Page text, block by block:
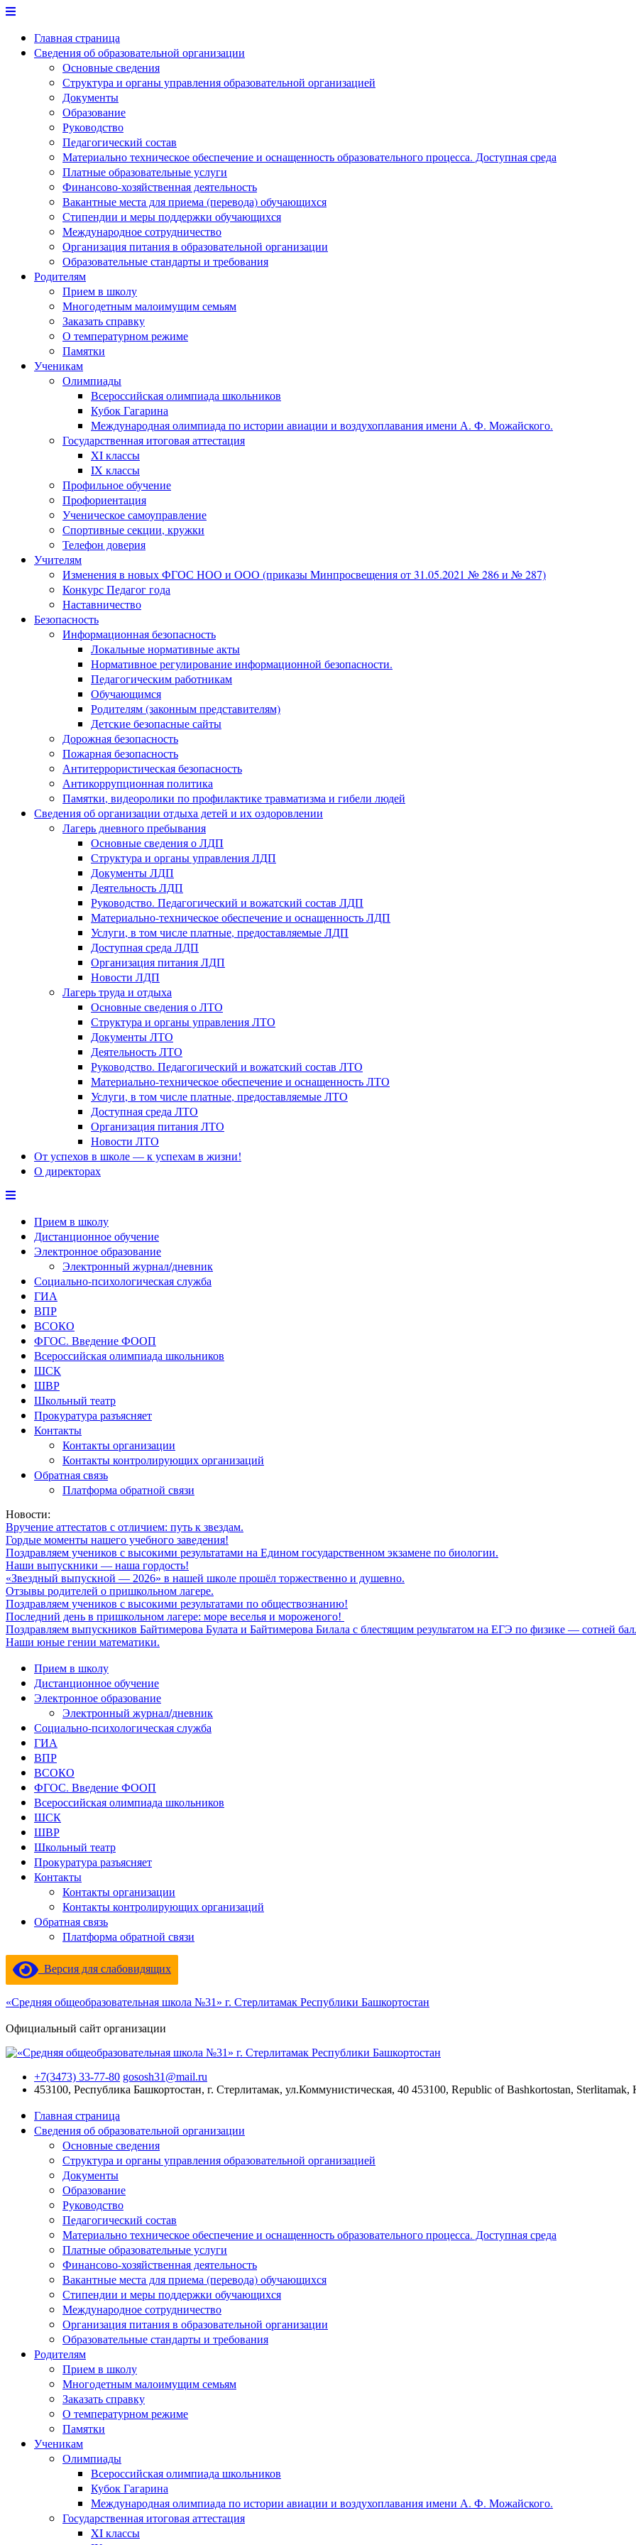
Перейти
содержимому
Главная страница
Сведения об образовательной организации
Основные сведения
Структура и органы управления образовательной организацией
Документы
Образование
Руководство
Педагогический состав
Материально техническое обеспечение и оснащенность образовательного процесса. Доступная среда
Платные образовательные услуги
Финансово-хозяйственная деятельность
Вакантные места для приема (перевода) обучающихся
Стипендии и меры поддержки обучающихся
Международное сотрудничество
Организация питания в образовательной организации
Образовательные стандарты и требования
Родителям
Прием в школу
Многодетным малоимущим семьям
Заказать справку
О температурном режиме
Памятки
Ученикам
Олимпиады
Всероссийская олимпиада школьников
Кубок Гагарина
Международная олимпиада по истории авиации и воздухоплавания имени А. Ф. Можайского.
Государственная итоговая аттестация
XI классы
IX классы
Профильное обучение
Профориентация
Ученическое самоуправление
Спортивные секции, кружки
Телефон доверия
Учителям
Изменения в новых ФГОС НОО и ООО (приказы Минпросвещения от 31.05.2021 № 286 и № 287)
Конкурс Педагог года
Наставничество
Безопасность
Информационная безопасность
Локальные нормативные акты
Нормативное регулирование информационной безопасности.
Педагогическим работникам
Обучающимся
Родителям (законным представителям)
Детские безопасные сайты
Дорожная безопасность
Пожарная безопасность
Антитеррористическая безопасность
Антикоррупционная политика
Памятки, видеоролики по профилактике травматизма и гибели людей
Сведения об организации отдыха детей и их оздоровлении
Лагерь дневного пребывания
Основные сведения о ЛДП
Структура и органы управления ЛДП
Документы ЛДП
Деятельность ЛДП
Руководство. Педагогический и вожатский состав ЛДП
Материально-техническое обеспечение и оснащенность ЛДП
Услуги, в том числе платные, предоставляемые ЛДП
Доступная среда ЛДП
Организация питания ЛДП
Новости ЛДП
Лагерь труда и отдыха
Основные сведения о ЛТО
Структура и органы управления ЛТО
Документы ЛТО
Деятельность ЛТО
Руководство. Педагогический и вожатский состав ЛТО
Материально-техническое обеспечение и оснащенность ЛТО
Услуги, в том числе платные, предоставляемые ЛТО
Доступная среда ЛТО
Организация питания ЛТО
Новости ЛТО
От успехов в школе — к успехам в жизни!
О директорах
Прием в школу
Дистанционное обучение
Электронное образование
Электронный журнал/дневник
Социально-психологическая служба
ГИА
ВПР
ВСОКО
ФГОС. Введение ФООП
Всероссийская олимпиада школьников
ШСК
ШВР
Школьный театр
Прокуратура разъясняет
Контакты
Контакты организации
Контакты контролирующих организаций
Обратная связь
Платформа обратной связи
Новости:
Вручение аттестатов с отличием: путь к звездам.
Гордые моменты нашего учебного заведения!
Поздравляем учеников с высокими результатами на Едином государственном экзамене по биологии.
Наши выпускники — наша гордость!
«Звездный выпускной — 2026» в нашей школе прошёл торжественно и душевно.
Отзывы родителей о пришкольном лагере.
Поздравляем учеников с высокими результатами по обществознанию!
Последний день в пришкольном лагере: море веселья и мороженого!
Поздравляем выпускников Байтимерова Булата и Байтимерова Билала с блестящим результатом на ЕГЭ по физике — сотней
Наши юные гении математики.
Прием в школу
Дистанционное обучение
Электронное образование
Электронный журнал/дневник
Социально-психологическая служба
ГИА
ВПР
ВСОКО
ФГОС. Введение ФООП
Всероссийская олимпиада школьников
ШСК
ШВР
Школьный театр
Прокуратура разъясняет
Контакты
Контакты организации
Контакты контролирующих организаций
Обратная связь
Платформа обратной связи
Версия для слабовидящих
«Средняя общеобразовательная школа №31» г. Стерлитамак Республики Башкортостан
Официальный сайт организации
+7(3473) 33-77-80 gososh31@mail.ru
453100, Республика Башкортостан, г. Стерлитамак, ул.Коммунистическая, 40 453100, Republic of Bashkortostan, Sterlitamak,
Главная страница
Сведения об образовательной организации
Основные сведения
Структура и органы управления образовательной организацией
Документы
Образование
Руководство
Педагогический состав
Материально техническое обеспечение и оснащенность образовательного процесса. Доступная среда
Платные образовательные услуги
Финансово-хозяйственная деятельность
Вакантные места для приема (перевода) обучающихся
Стипендии и меры поддержки обучающихся
Международное сотрудничество
Организация питания в образовательной организации
Образовательные стандарты и требования
Родителям
Прием в школу
Многодетным малоимущим семьям
Заказать справку
О температурном режиме
Памятки
Ученикам
Олимпиады
Всероссийская олимпиада школьников
Кубок Гагарина
Международная олимпиада по истории авиации и воздухоплавания имени А. Ф. Можайского.
Государственная итоговая аттестация
XI классы